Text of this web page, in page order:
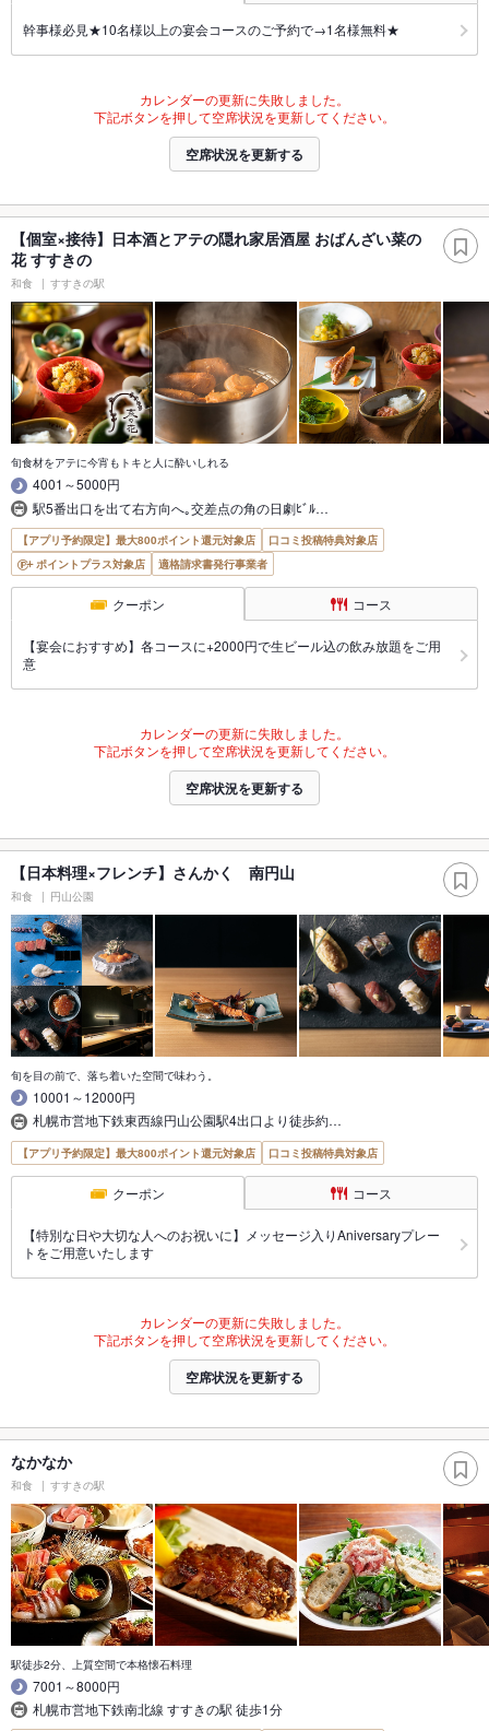
幹事様必見★10名様以上の宴会コースのご予約で→1名様無料★
カレンダーの更新に失敗しました。
下記ボタンを押して空席状況を更新してください。
空席状況を更新する
【個室×接待】日本酒とアテの隠れ家居酒屋 おばんざい菜の
花 すすきの
和食 すすきの駅
旬食材をアテに今宵もトキと人に酔いしれる
4001～5000円
駅5番出口を出て右方向へ｡交差点の角の日劇ﾋﾞﾙ…
【アプリ予約限定】最大800ポイント還元対象店
口コミ投稿特典対象店
ポイントプラス対象店
適格請求書発行事業者
クーポン コース
【宴会におすすめ】各コースに+2000円で生ビール込の飲み放題をご用
意
カレンダーの更新に失敗しました。
下記ボタンを押して空席状況を更新してください。
空席状況を更新する
【日本料理×フレンチ】さんかく 南円山
和食 円山公園
旬を目の前で、落ち着いた空間で味わう。
10001～12000円
札幌市営地下鉄東西線円山公園駅4出口より徒歩約…
【アプリ予約限定】最大800ポイント還元対象店 口コミ投稿特典対象店
クーポン コース
【特別な日や大切な人へのお祝いに】メッセージ入りAniversaryプレー
トをご用意いたします
カレンダーの更新に失敗しました。
下記ボタンを押して空席状況を更新してください。
空席状況を更新する
なかなか
和食 すすきの駅
駅徒歩2分、上質空間で本格懐石料理
7001～8000円
札幌市営地下鉄南北線 すすきの駅 徒歩1分